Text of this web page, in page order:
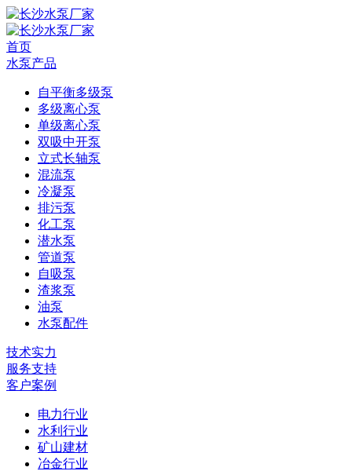
首页
水泵产品
自平衡多级泵
多级离心泵
单级离心泵
双吸中开泵
立式长轴泵
混流泵
冷凝泵
排污泵
化工泵
潜水泵
管道泵
自吸泵
渣浆泵
油泵
水泵配件
技术实力
服务支持
客户案例
电力行业
水利行业
矿山建材
冶金行业